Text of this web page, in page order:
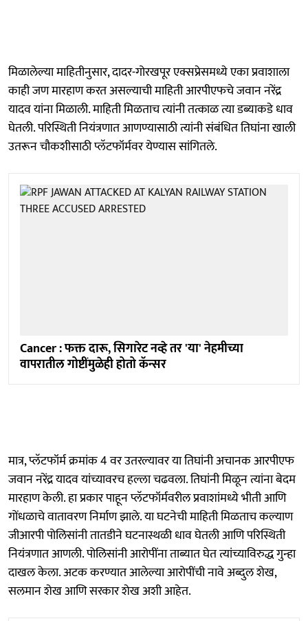
मिळालेल्या माहितीनुसार, दादर-गोरखपूर एक्सप्रेसमध्ये एका प्रवाशाला
काही जण मारहाण करत असल्याची माहिती आरपीएफचे जवान नरेंद्र
यादव यांना मिळाली. माहिती मिळताच त्यांनी तत्काळ त्या डब्याकडे धाव
घेतली. परिस्थिती नियंत्रणात आणण्यासाठी त्यांनी संबंधित तिघांना खाली
उतरून चौकशीसाठी प्लॅटफॉर्मवर येण्यास सांगितले.
Cancer : फक्त दारू, सिगारेट नव्हे तर 'या' नेहमीच्या
वापरातील गोष्टींमुळेही होतो कॅन्सर
मात्र, प्लॅटफॉर्म क्रमांक 4 वर उतरल्यावर या तिघांनी अचानक आरपीएफ
जवान नरेंद्र यादव यांच्यावरच हल्ला चढवला. तिघांनी मिळून त्यांना बेदम
मारहाण केली. हा प्रकार पाहून प्लॅटफॉर्मवरील प्रवाशांमध्ये भीती आणि
गोंधळाचे वातावरण निर्माण झाले. या घटनेची माहिती मिळताच कल्याण
जीआरपी पोलिसांनी तातडीने घटनास्थळी धाव घेतली आणि परिस्थिती
नियंत्रणात आणली. पोलिसांनी आरोपींना ताब्यात घेत त्यांच्याविरुद्ध गुन्हा
दाखल केला. अटक करण्यात आलेल्या आरोपींची नावे अब्दुल शेख,
सलमान शेख आणि सरकार शेख अशी आहेत.